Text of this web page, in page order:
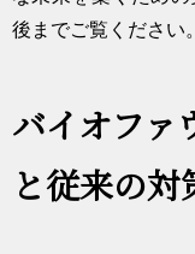
後までご覧ください。
バイオファ
と従来の対